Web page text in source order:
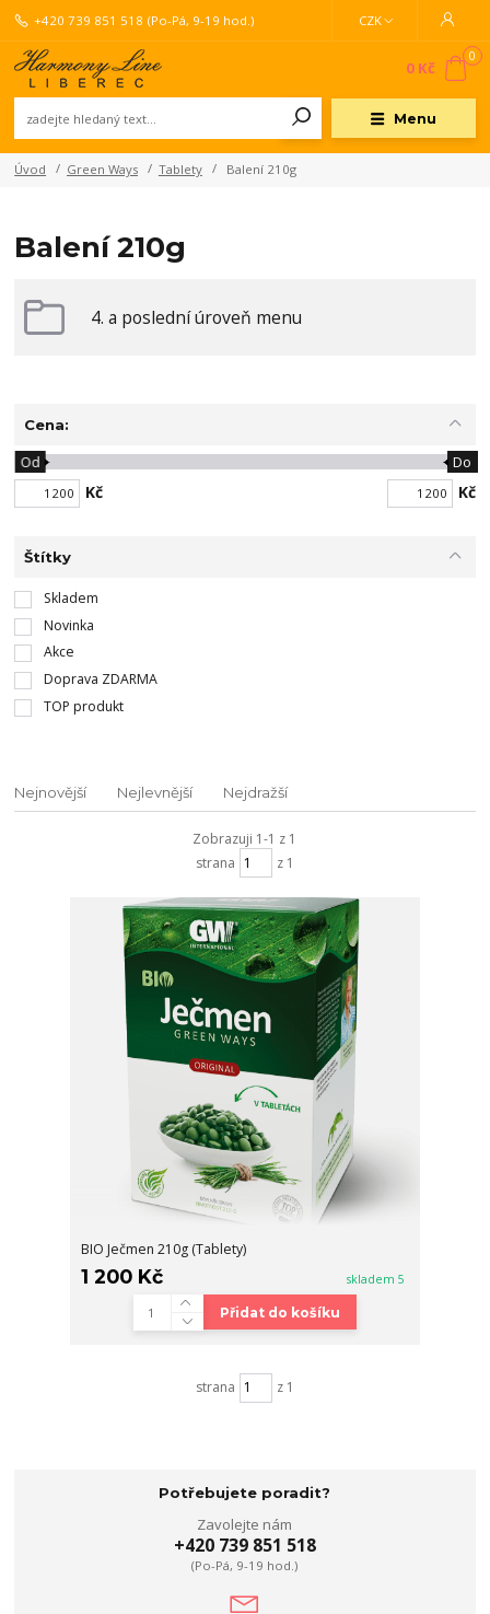
Menu
CZK
+420 739 851 518 (Po-Pá, 9-19 hod.)
0
0 Kč
Úvod Green Ways Tablety Balení 210g
Balení 210g
4. a poslední úroveň menu
Cena:
Kč
Od Do
Kč
Štítky
Skladem
Novinka
Akce
Doprava ZDARMA
TOP produkt
Nejnovější Nejlevnější Nejdražší
Zobrazuji 1-1 z 1
strana
z 1
BIO Ječmen 210g (Tablety)
1 200 Kč skladem 5
Přidat do košíku
strana z 1
Potřebujete poradit?
Zavolejte nám
+420 739 851 518
(Po-Pá, 9-19 hod.)